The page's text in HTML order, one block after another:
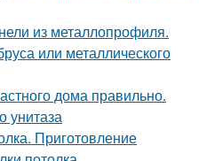
из металлопрофиля.
или металлического
дома правильно.
унитаза
Приготовление